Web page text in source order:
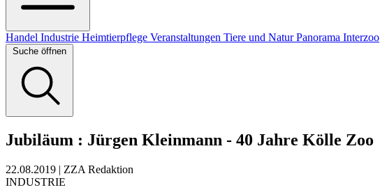
Handel Industrie Heimtierpflege Veranstaltungen Tiere und NaturPanorama Interzoo
Suche öffnen
Jubiläum : Jürgen Kleinmann - 40 Jahre Kölle Zoo
22.08.2019 | ZZA Redaktion
INDUSTRIE